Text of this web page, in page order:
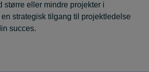
større eller mindre projekter i
strategisk tilgang til projektledelse
succes.